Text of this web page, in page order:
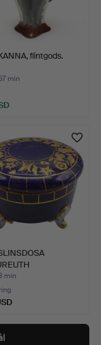
flintgods.
min
FYRF…
min